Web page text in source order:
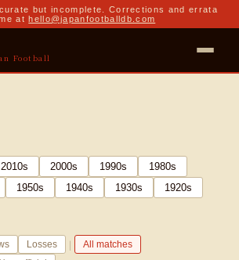
but incomplete. Corrections and errata
at hello@japanfootballdb.com
Football
2010s 2000s 1990s 1980s
1950s 1940s 1930s 1920s
Losses |
All matches